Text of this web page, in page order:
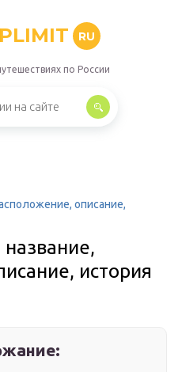
RU
по России
описание,
история